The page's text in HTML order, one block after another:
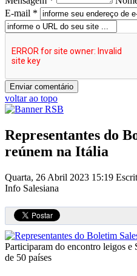
E-mail *
voltar ao topo
Representantes do
reúnem na Itália
Quarta, 26 Abril 2023 15:19
Info Salesiana
Participaram do encontro leigos e
de 50 países